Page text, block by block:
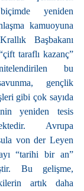
yeniden
kamuoyuna
Başbakanı
taraflı kazanç”
bu
gençlik
gibi çok sayıda
yeniden tesis
Avrupa
von der Leyen
“tarihi bir an”
Bu gelişme,
artık daha